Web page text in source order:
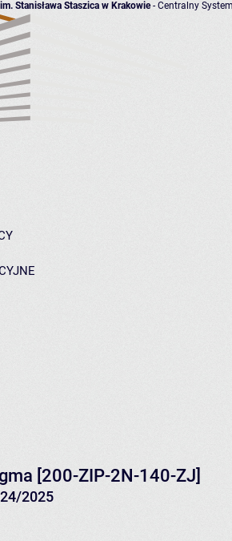
Stanisława Staszica w Krakowie- Centralny
[200-ZIP-2N-140-ZJ]
2025